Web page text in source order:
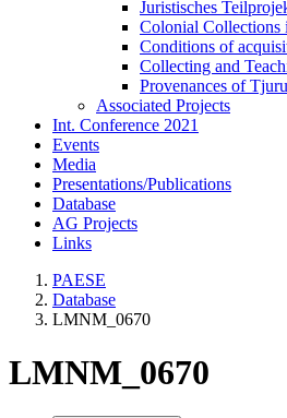
Juristisches
Colonial Collections
Conditions of
Collecting and
Provenances of
Associated Projects
Int. Conference 2021
Events
Media
Presentations/Publications
Database
AG Projects
Links
PAESE
Database
LMNM_0670
LMNM_0670